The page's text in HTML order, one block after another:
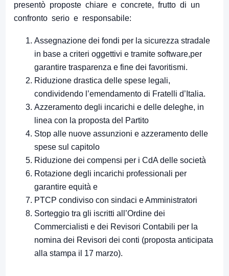
presentò proposte chiare e concrete, frutto di un
confronto serio e responsabile:
Assegnazione dei fondi per la sicurezza stradale
in base a criteri oggettivi e tramite software,per
garantire trasparenza e fine dei favoritismi.
Riduzione drastica delle spese legali,
condividendo l’emendamento di Fratelli d’Italia.
Azzeramento degli incarichi e delle deleghe, in
linea con la proposta del Partito
Stop alle nuove assunzioni e azzeramento delle
spese sul capitolo
Riduzione dei compensi per i CdA delle società
Rotazione degli incarichi professionali per
garantire equità e
PTCP condiviso con sindaci e Amministratori
Sorteggio tra gli iscritti all’Ordine dei
Commercialisti e dei Revisori Contabili per la
nomina dei Revisori dei conti (proposta anticipata
alla stampa il 17 marzo).